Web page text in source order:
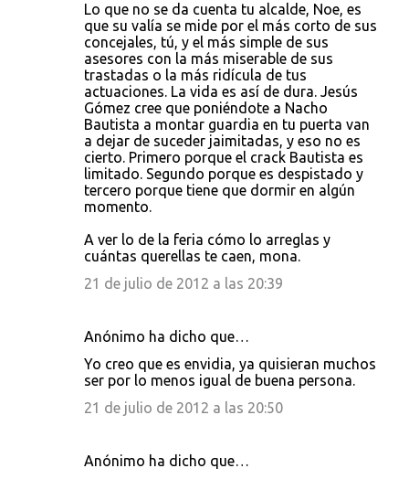
Lo que no se da cuenta tu alcalde, Noe, es
que su valía se mide por el más corto de sus
concejales, tú, y el más simple de sus
asesores con la más miserable de sus
trastadas o la más ridícula de tus
actuaciones. La vida es así de dura. Jesús
Gómez cree que poniéndote a Nacho
Bautista a montar guardia en tu puerta van
a dejar de suceder jaimitadas, y eso no es
cierto. Primero porque el crack Bautista es
limitado. Segundo porque es despistado y
tercero porque tiene que dormir en algún
momento.
A ver lo de la feria cómo lo arreglas y
cuántas querellas te caen, mona.
21 de julio de 2012 a las 20:39
Anónimo ha dicho que…
Yo creo que es envidia, ya quisieran muchos
ser por lo menos igual de buena persona.
21 de julio de 2012 a las 20:50
Anónimo ha dicho que…